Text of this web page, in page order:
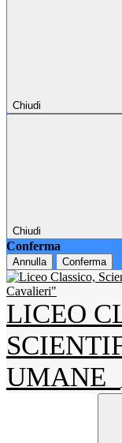
Chiudi
Chiudi
Conferma
Annulla Conferma
LICEO
UMANE